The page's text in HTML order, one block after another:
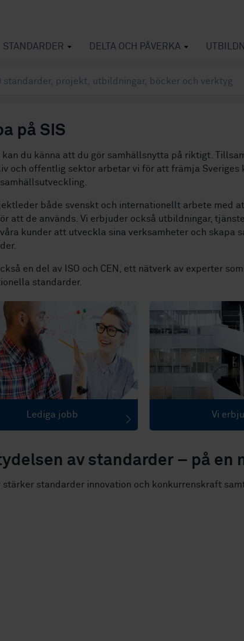
STANDARDER DELTA OCH PÅVERKA
på SIS
kan du känna att du gör samhällsnytta på riktigt.
och offentlig sektor arbetar vi för att främja Sveriges
både svenskt och internationellt arbete med
att de används. Vi erbjuder också utbildningar,
kunder att utveckla sina verksamheter och skapa
en del av ISO och CEN, ett nätverk av experter
standarder.
Lediga jobb Vi
av standarder – på en
stärker standarder innovation och konkurrenskraft